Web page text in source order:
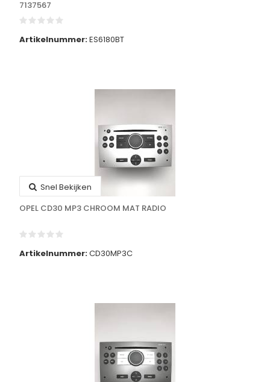
7137567
Artikelnummer:ES6180BT
Snel Bekijken
OPEL CD30 MP3 CHROOM MAT RADIO
Artikelnummer:CD30MP3C